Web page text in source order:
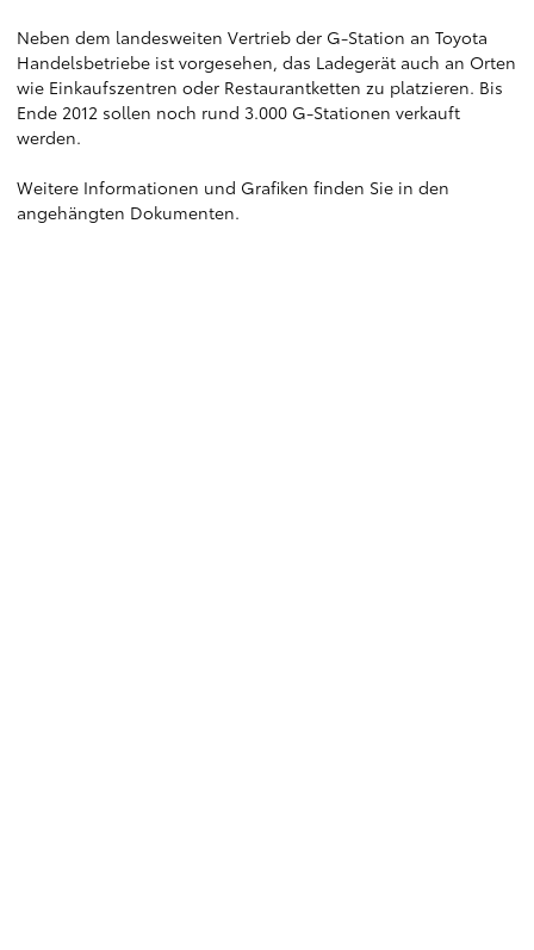
Neben dem landesweiten Vertrieb der G-Station an Toyota
Handelsbetriebe ist vorgesehen, das Ladegerät auch an Orten
wie Einkaufszentren oder Restaurantketten zu platzieren. Bis
Ende 2012 sollen noch rund 3.000 G-Stationen verkauft
werden.
Weitere Informationen und Grafiken finden Sie in den
angehängten Dokumenten.